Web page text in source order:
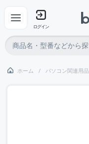
ログイン
ホーム パソコン関連用品